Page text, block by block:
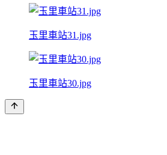
玉里車站31.jpg
玉里車站30.jpg